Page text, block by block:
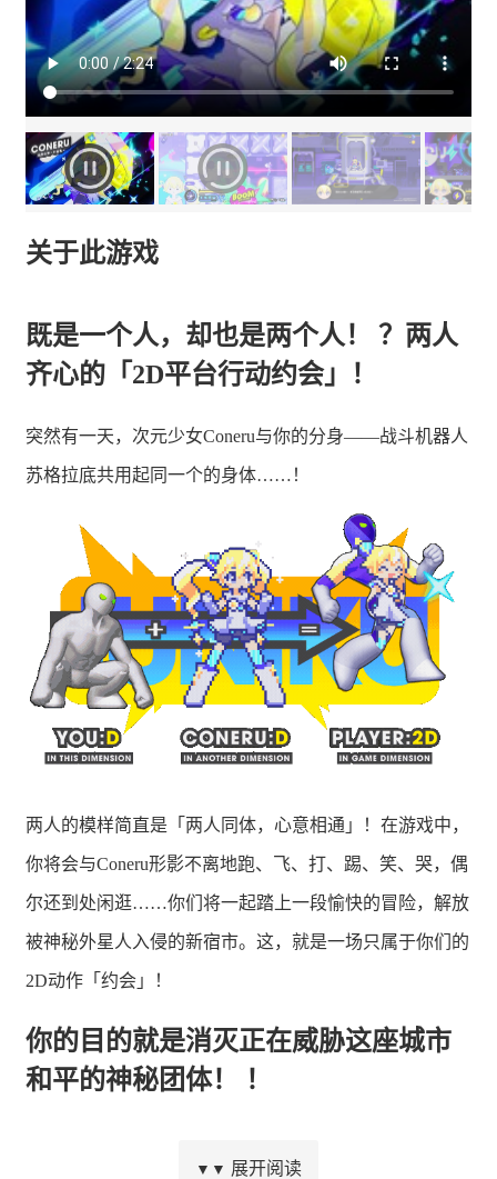
关于此游戏
既是一个人，却也是两个人！ ？两人
齐心的「2D平台行动约会」！
突然有一天，次元少女Coneru与你的分身——战斗机器人
苏格拉底共用起同一个的身体……！
两人的模样简直是「两人同体，心意相通」！在游戏中，
你将会与Coneru形影不离地跑、飞、打、踢、笑、哭，偶
尔还到处闲逛……你们将一起踏上一段愉快的冒险，解放
被神秘外星人入侵的新宿市。这，就是一场只属于你们的
2D动作「约会」！
你的目的就是消灭正在威胁这座城市
和平的神秘团体！ ！
▼▼ 展开阅读